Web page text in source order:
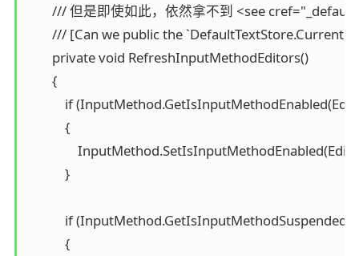
/// 但是即使如此，依然拿不到 <see
/// [Can we public the
        private void RefreshInputMethodEditors()
        {
if
            {
            }
if
            {